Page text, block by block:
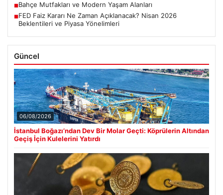
■Bahçe Mutfakları ve Modern Yaşam Alanları
■FED Faiz Kararı Ne Zaman Açıklanacak? Nisan 2026
Beklentileri ve Piyasa Yönelimleri
Güncel
06/08/2026
İstanbul Boğazı’ndan Dev Bir Molar Geçti: Köprülerin Altından
Geçiş İçin Kulelerini Yatırdı